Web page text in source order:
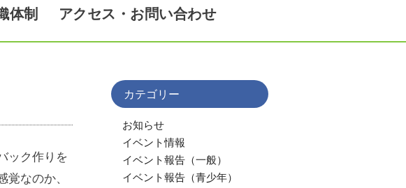
体制 アクセス・お問い合わせ
ック作りを
なのか、
カテゴリー
お知らせ
イベント情報
イベント報告（一般）
イベント報告（青少年）